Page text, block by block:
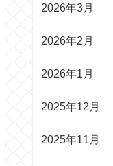
2026年3月
2026年2月
2026年1月
2025年12月
2025年11月